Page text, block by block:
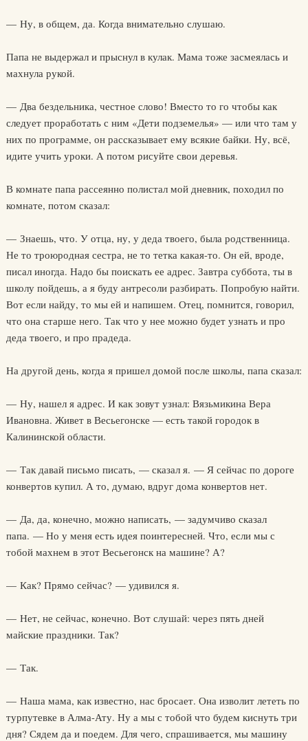
— Ну, в общем, да. Когда внимательно слушаю.
Папа не выдержал и прыснул в кулак. Мама тоже засмеялась и
махнула рукой.
— Два бездельника, честное слово! Вместо то го чтобы как
следует проработать с ним «Дети подземелья» — или что там у
них по программе, он рассказывает ему всякие байки. Ну, всё,
идите учить уроки. А потом рисуйте свои деревья.
В комнате папа рассеянно полистал мой дневник, походил по
комнате, потом сказал:
— Знаешь, что. У отца, ну, у деда твоего, была родственница.
Не то троюродная сестра, не то тетка какая-то. Он ей, вроде,
писал иногда. Надо бы поискать ее адрес. Завтра суббота, ты в
школу пойдешь, а я буду антресоли разбирать. Попробую найти.
Вот если найду, то мы ей и напишем. Отец, помнится, говорил,
что она старше него. Так что у нее можно будет узнать и про
деда твоего, и про прадеда.
На другой день, когда я пришел домой после школы, папа сказал:
— Ну, нашел я адрес. И как зовут узнал: Вязьмикина Вера
Ивановна. Живет в Весьегонске — есть такой городок в
Калининской области.
— Так давай письмо писать, — сказал я. — Я сейчас по дороге
конвертов купил. А то, думаю, вдруг дома конвертов нет.
— Да, да, конечно, можно написать, — задумчиво сказал
папа. — Но у меня есть идея поинтересней. Что, если мы с
тобой махнем в этот Весьегонск на машине? А?
— Как? Прямо сейчас? — удивился я.
— Нет, не сейчас, конечно. Вот слушай: через пять дней
майские праздники. Так?
— Так.
— Наша мама, как известно, нас бросает. Она изволит лететь по
турпутевке в Алма-Ату. Ну а мы с тобой что будем киснуть три
дня? Сядем да и поедем. Для чего, спрашивается, мы машину